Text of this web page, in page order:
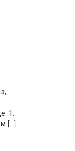
1.
[...]